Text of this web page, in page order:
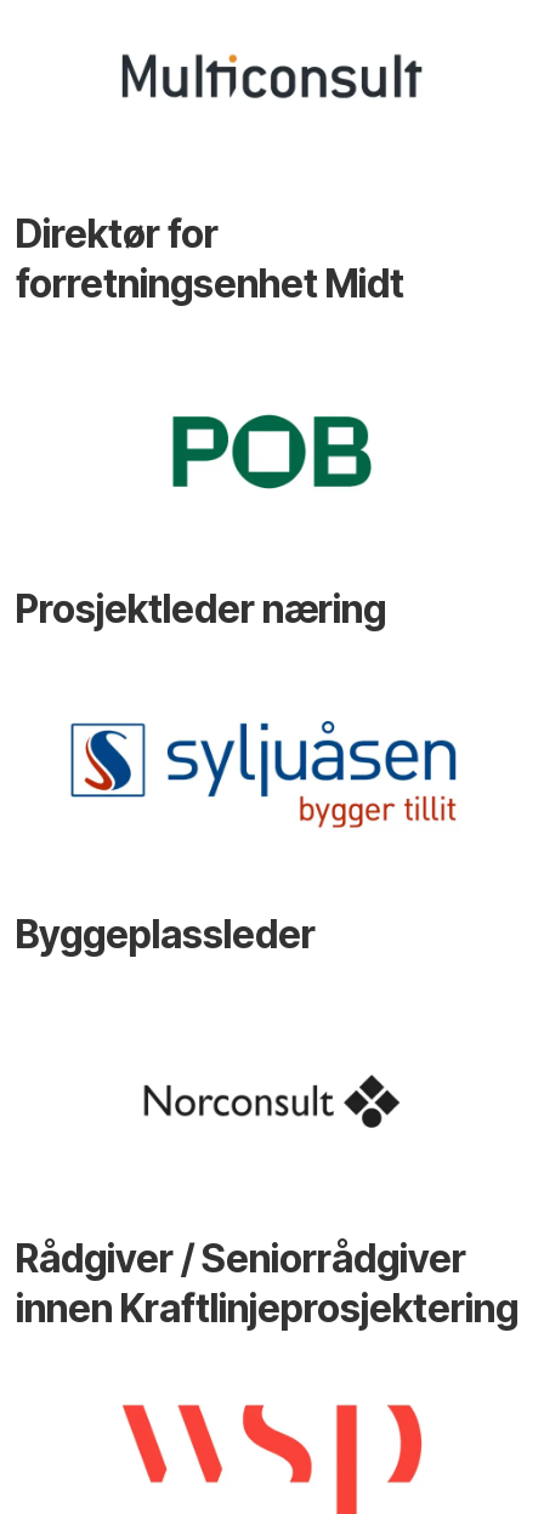
Direktør for
forretningsenhet Midt
Prosjektleder næring
Byggeplassleder
Rådgiver / Seniorrådgiver
innen Kraftlinjeprosjektering